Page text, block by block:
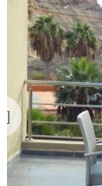
Previous